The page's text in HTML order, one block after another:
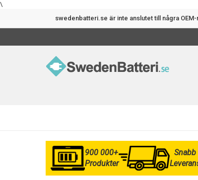
\
swedenbatteri.se är inte anslutet till några
900 000+
Produkter
Snabb